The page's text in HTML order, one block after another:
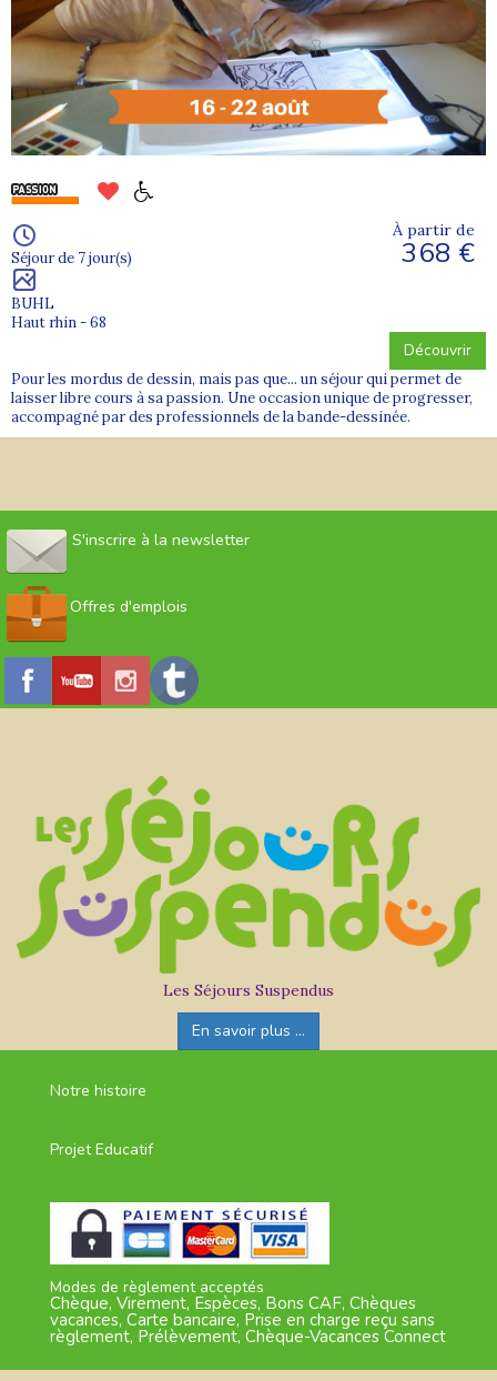
Séjour de 7 jour(s)
BUHL
Haut rhin - 68
À partir de
368 €
Découvrir
Pour les mordus de dessin, mais pas que... un séjour qui permet de
laisser libre cours à sa passion. Une occasion unique de progresser,
accompagné par des professionnels de la bande-dessinée.
S'inscrire à la newsletter
Offres d'emplois
Les Séjours Suspendus
En savoir plus ...
Notre histoire
Projet Educatif
Modes de règlement acceptés
Chèque, Virement, Espèces, Bons CAF, Chèques
vacances, Carte bancaire, Prise en charge reçu sans
règlement, Prélèvement, Chèque-Vacances Connect